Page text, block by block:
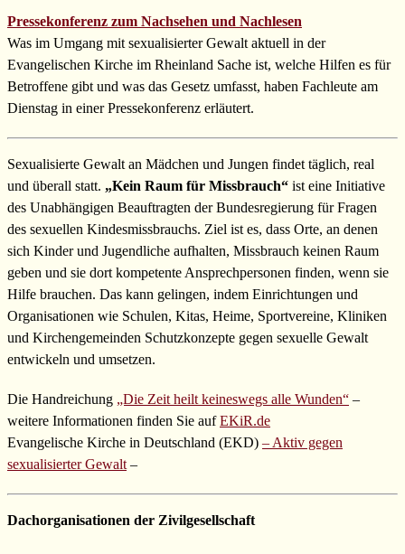
Pressekonferenz zum Nachsehen und Nachlesen
Was im Umgang mit sexualisierter Gewalt aktuell in der
Evangelischen Kirche im Rheinland Sache ist, welche Hilfen es für
Betroffene gibt und was das Gesetz umfasst, haben Fachleute am
Dienstag in einer Pressekonferenz erläutert.
Sexualisierte Gewalt an Mädchen und Jungen findet täglich, real
und überall statt. „Kein Raum für Missbrauch“ ist eine Initiative
des Unabhängigen Beauftragten der Bundesregierung für Fragen
des sexuellen Kindesmissbrauchs. Ziel ist es, dass Orte, an denen
sich Kinder und Jugendliche aufhalten, Missbrauch keinen Raum
geben und sie dort kompetente Ansprechpersonen finden, wenn sie
Hilfe brauchen. Das kann gelingen, indem Einrichtungen und
Organisationen wie Schulen, Kitas, Heime, Sportvereine, Kliniken
und Kirchengemeinden Schutzkonzepte gegen sexuelle Gewalt
entwickeln und umsetzen.
Die Handreichung „Die Zeit heilt keineswegs alle Wunden“ –
weitere Informationen finden Sie aufEKiR.de
Evangelische Kirche in Deutschland (EKD) – Aktiv gegen
sexualisierter Gewalt –
Dachorganisationen der Zivilgesellschaft